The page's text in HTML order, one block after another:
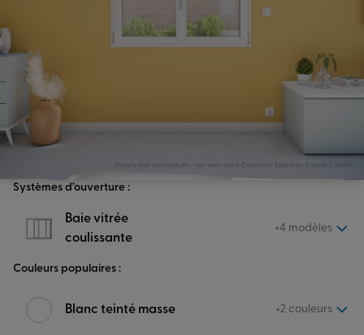
Visuels non contractuels, voir avec votre Conseiller Expert en Espace Conseil.
Systèmes d’ouverture :
Baie vitrée
coulissante
+4 modèles
Couleurs populaires :
Blanc teinté masse +2 couleurs